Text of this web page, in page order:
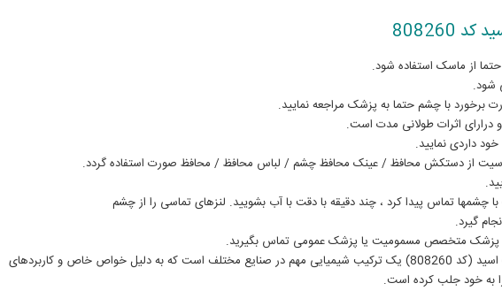
از ماسک استفاده شود.
شود.
با چشم حتما به پزشک مراجعه نمایید.
و درارای اثرات طولانی مدت است.
داردی نمایید.
باسیت از دستکش محافظ / عینک محافظ چشم / لباس محافظ / محافظ صورت استفاده گردد.
چشمها تماس پیدا کرد ، چند دقیقه با دقت با آب بشویید. لنزهای تماسی را از چشم
گیرد.
پزشک متخصص مسمومیت یا پزشک عمومی تماس بگیرید.
ماده شیمیایی تری فلورو استیک اسید (کد 808260) یک ترکیب شیمیایی مهم در صنایع مختلف است که به دلیل خواص خاص و کاربردهای
به خود جلب کرده است.